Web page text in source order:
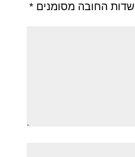
שדות החובה מסומנים *